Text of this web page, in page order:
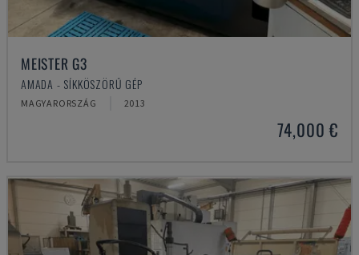
MEISTER G3
AMADA - SÍKKÖSZÖRŰ GÉP
MAGYARORSZÁG 2013
74,000 €